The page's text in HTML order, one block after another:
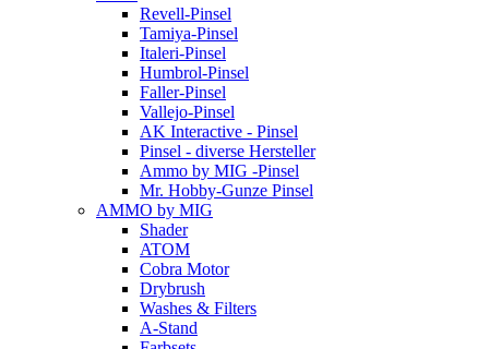
Revell-Pinsel
Tamiya-Pinsel
Italeri-Pinsel
Humbrol-Pinsel
Faller-Pinsel
Vallejo-Pinsel
AK Interactive - Pinsel
Pinsel - diverse Hersteller
Ammo by MIG -Pinsel
Mr. Hobby-Gunze Pinsel
AMMO by MIG
Shader
ATOM
Cobra Motor
Drybrush
Washes & Filters
A-Stand